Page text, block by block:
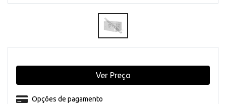
Opções de pagamento
Ver Preço